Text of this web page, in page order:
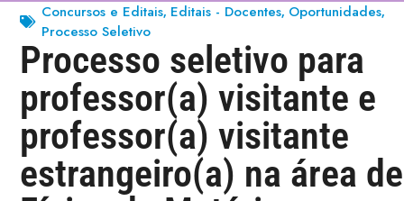
Concursos e Editais, Editais - Docentes, Oportunidades,
Processo Seletivo
Processo seletivo para
professor(a) visitante e
professor(a) visitante
estrangeiro(a) na área de